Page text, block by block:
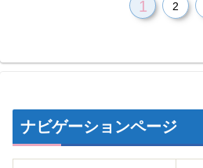
1 2
ナビゲーションページ